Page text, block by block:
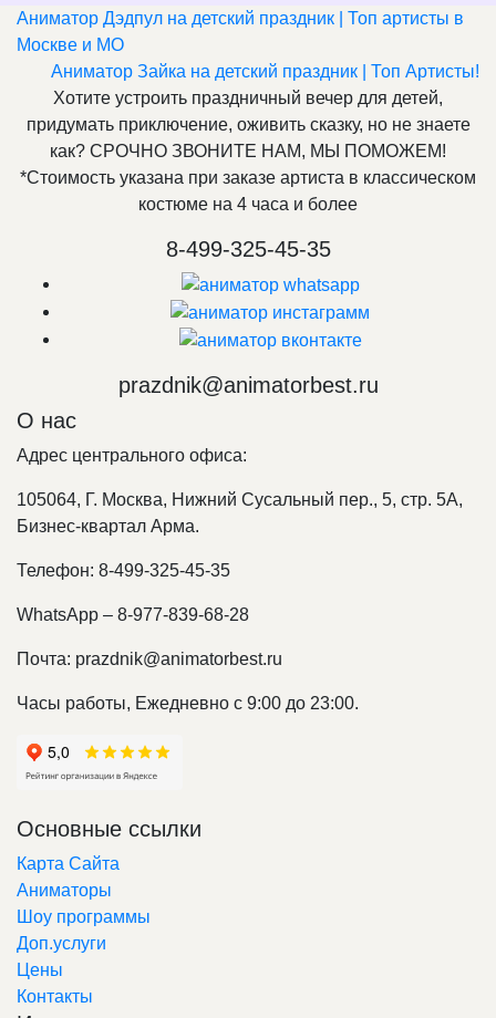
Аниматор Дэдпул на детский праздник | Топ артисты в
Москве и МО
Аниматор Зайка на детский праздник | Топ Артисты!
Хотите устроить праздничный вечер для детей,
придумать приключение, оживить сказку, но не знаете
как? СРОЧНО ЗВОНИТЕ НАМ, МЫ ПОМОЖЕМ!
*Стоимость указана при заказе артиста в классическом
костюме на 4 часа и более
8-499-325-45-35
prazdnik@animatorbest.ru
О нас
Адрес центрального офиса:
105064, Г. Москва, Нижний Сусальный пер., 5, стр. 5А,
Бизнес-квартал Арма.
Телефон: 8-499-325-45-35
WhatsApp – 8-977-839-68-28
Почта: prazdnik@animatorbest.ru
Часы работы, Ежедневно с 9:00 до 23:00.
Основные ссылки
Карта Сайта
Аниматоры
Шоу программы
Доп.услуги
Цены
Контакты